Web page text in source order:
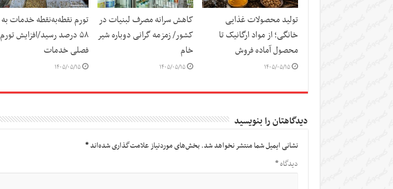
تولید محصولات غذایی
خانگی؛ از مواد ارگانیک تا
محصول آماده فروش
۱۴۰۵/۰۵/۱۵
کاهش سرانه مصرف لبنیات در
کشور/ زمزمه گرانی دوباره شیر
خام
۱۴۰۵/۰۵/۱۵
تورم نقطه‌به‌نقطه خدمات به
۵۸ درصد رسید/افزایش تورم
فصلی خدمات
۱۴۰۵/۰۵/۱۵
دیدگاهتان را بنویسید
نشانی ایمیل شما منتشر نخواهد شد.بخش‌های موردنیاز علامت‌گذاری شده‌اند*
دیدگاه*